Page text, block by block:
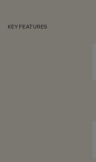
KEY FEATURES